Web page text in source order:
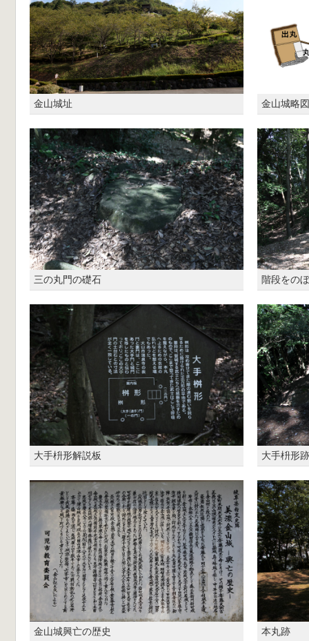
金山城址 金山城略図
三の丸門の礎石 階段をの
大手枡形解説板 大手枡形跡
金山城興亡の歴史 本丸跡